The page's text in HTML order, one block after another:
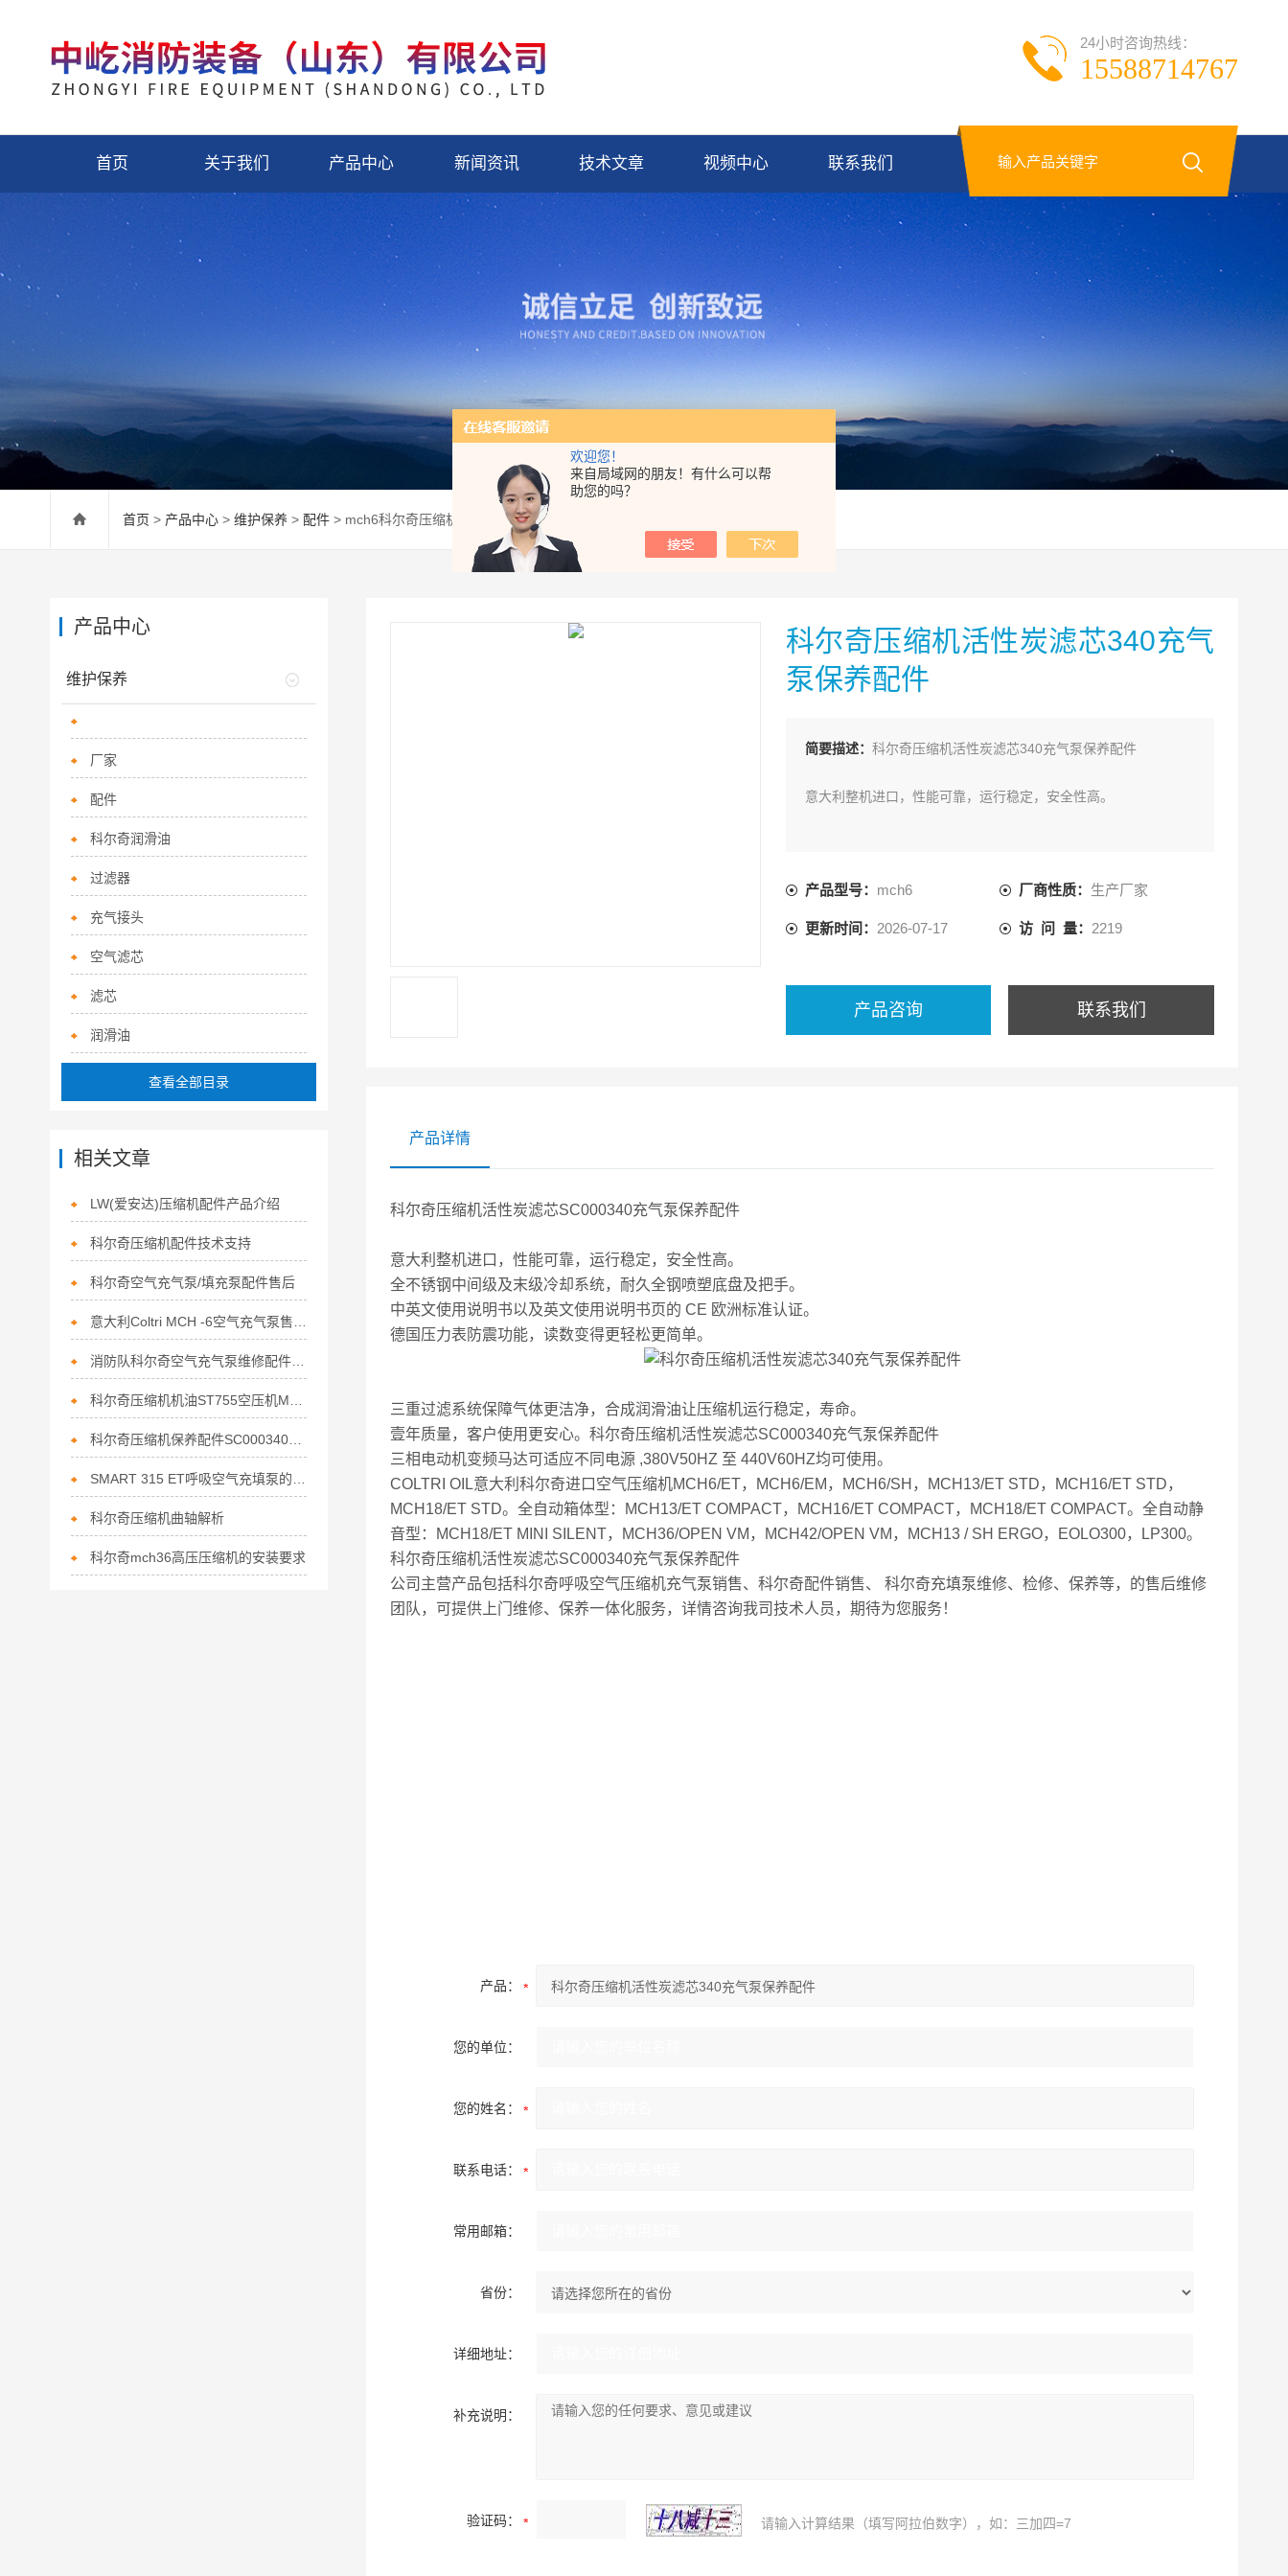
欢迎您！
来自局域网的朋友！有什么可以帮
助您的吗？
24小时咨询热线：
15588714767
首页 关于我们 产品中心 新闻资讯 技术文章 视频中心 联系我们
首页 > 产品中心 > 维护保养 > 配件 > mch6科尔奇压缩机活性炭滤芯340充气泵保养配件
科尔奇压缩机活性炭滤芯340充气
泵保养配件
简要描述： 科尔奇压缩机活性炭滤芯340充气泵保养配件
意大利整机进口，性能可靠，运行稳定，安全性高。
中英文使用说明书以及英文使用说明书页的 CE 欧洲标准认证。
产品型号： mch6 厂商性质： 生产厂家
更新时间： 2026-07-17 访 问 量： 2219
产品咨询 联系我们
产品详情
科尔奇压缩机活性炭滤芯SC000340充气泵保养配件
意大利整机进口，性能可靠，运行稳定，安全性高。
全不锈钢中间级及末级冷却系统，耐久全钢喷塑底盘及把手。
中英文使用说明书以及英文使用说明书页的 CE 欧洲标准认证。
德国压力表防震功能，读数变得更轻松更简单。
三重过滤系统保障气体更洁净，合成润滑油让压缩机运行稳定，寿命。
壹年质量，客户使用更安心。科尔奇压缩机活性炭滤芯SC000340充气泵保养配件
三相电动机变频马达可适应不同电源 ,380V50HZ 至 440V60HZ均可使用。
COLTRI OIL意大利科尔奇进口空气压缩机MCH6/ET，MCH6/EM，MCH6/SH，MCH13/ET STD，MCH16/ET STD，
MCH18/ET STD。全自动箱体型：MCH13/ET COMPACT，MCH16/ET COMPACT，MCH18/ET COMPACT。全自动静
音型：MCH18/ET MINI SILENT，MCH36/OPEN VM，MCH42/OPEN VM，MCH13 / SH ERGO，EOLO300，LP300。
科尔奇压缩机活性炭滤芯SC000340充气泵保养配件
公司主营产品包括科尔奇呼吸空气压缩机充气泵销售、科尔奇配件销售、 科尔奇充填泵维修、检修、保养等，的售后维修
团队，可提供上门维修、保养一体化服务，详情咨询我司技术人员，期待为您服务！
产品：
您的单位：
您的姓名：
联系电话：
常用邮箱：
省份：
详细地址：
补充说明：
验证码： 请输入计算结果（填写阿拉伯数字），如：三加四=7
产品中心
维护保养
厂家
配件
科尔奇润滑油
过滤器
充气接头
空气滤芯
滤芯
润滑油
查看全部目录
相关文章
LW(爱安达)压缩机配件产品介绍
科尔奇压缩机配件技术支持
科尔奇空气充气泵/填充泵配件售后
消防队科尔奇空气充气泵维修配件ST755合成机油
科尔奇压缩机保养配件SC000340活性炭滤芯的作用
科尔奇压缩机曲轴解析
科尔奇mch36高压压缩机的安装要求